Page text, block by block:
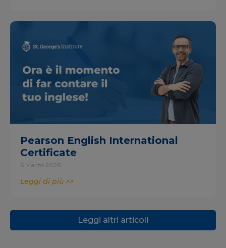
Pearson English International
Certificate
6 Marzo 2026
Leggi di più >>
Leggi altri articoli